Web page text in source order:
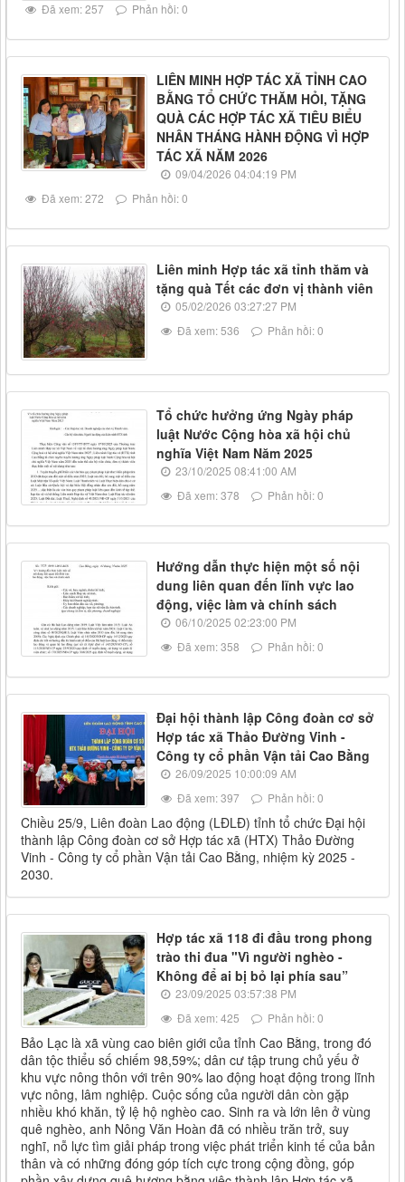
Đã xem: 257
Phản hồi: 0
LIÊN MINH HỢP TÁC XÃ TỈNH CAO
BẰNG TỔ CHỨC THĂM HỎI, TẶNG
QUÀ CÁC HỢP TÁC XÃ TIÊU BIỂU
NHÂN THÁNG HÀNH ĐỘNG VÌ HỢP
TÁC XÃ NĂM 2026
09/04/2026 04:04:19 PM
Đã xem: 272
Phản hồi: 0
Liên minh Hợp tác xã tỉnh thăm và
tặng quà Tết các đơn vị thành viên
05/02/2026 03:27:27 PM
Đã xem: 536
Phản hồi: 0
Tổ chức hưởng ứng Ngày pháp
luật Nước Cộng hòa xã hội chủ
nghĩa Việt Nam Năm 2025
23/10/2025 08:41:00 AM
Đã xem: 378
Phản hồi: 0
Hướng dẫn thực hiện một số nội
dung liên quan đến lĩnh vực lao
động, việc làm và chính sách
06/10/2025 02:23:00 PM
Đã xem: 358
Phản hồi: 0
Đại hội thành lập Công đoàn cơ sở
Hợp tác xã Thảo Đường Vinh -
Công ty cổ phần Vận tải Cao Bằng
26/09/2025 10:00:09 AM
Đã xem: 397
Phản hồi: 0
Chiều 25/9, Liên đoàn Lao động (LĐLĐ) tỉnh tổ chức Đại hội
thành lập Công đoàn cơ sở Hợp tác xã (HTX) Thảo Đường
Vinh - Công ty cổ phần Vận tải Cao Bằng, nhiệm kỳ 2025 -
2030.
Hợp tác xã 118 đi đầu trong phong
trào thi đua "Vì người nghèo -
Không để ai bị bỏ lại phía sau”
23/09/2025 03:57:38 PM
Đã xem: 425
Phản hồi: 0
Bảo Lạc là xã vùng cao biên giới của tỉnh Cao Bằng, trong đó
dân tộc thiểu số chiếm 98,59%; dân cư tập trung chủ yếu ở
khu vực nông thôn với trên 90% lao động hoạt động trong lĩnh
vực nông, lâm nghiệp. Cuộc sống của người dân còn gặp
nhiều khó khăn, tỷ lệ hộ nghèo cao. Sinh ra và lớn lên ở vùng
quê nghèo, anh Nông Văn Hoàn đã có nhiều trăn trở, suy
nghĩ, nỗ lực tìm giải pháp trong việc phát triển kinh tế của bản
thân và có những đóng góp tích cực trong cộng đồng, góp